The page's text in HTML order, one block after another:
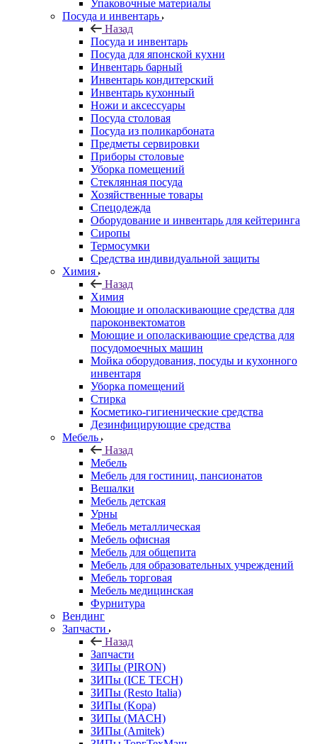
Упаковочные материалы
Посуда и инвентарь
Назад
Посуда и инвентарь
Посуда для японской кухни
Инвентарь барный
Инвентарь кондитерский
Инвентарь кухонный
Ножи и аксессуары
Посуда столовая
Посуда из поликарбоната
Предметы сервировки
Приборы столовые
Уборка помещений
Стеклянная посуда
Хозяйственные товары
Спецодежда
Оборудование и инвентарь для кейтеринга
Сиропы
Термосумки
Средства индивидуальной защиты
Химия
Назад
Химия
Моющие и ополаскивающие средства для
пароконвектоматов
Моющие и ополаскивающие средства для
посудомоечных машин
Мойка оборудования, посуды и кухонного
инвентаря
Уборка помещений
Стирка
Косметико-гигиенические средства
Дезинфицирующие средства
Мебель
Назад
Мебель
Мебель для гостиниц, пансионатов
Вешалки
Мебель детская
Урны
Мебель металлическая
Мебель офисная
Мебель для общепита
Мебель для образовательных учреждений
Мебель торговая
Мебель медицинская
Фурнитура
Вендинг
Запчасти
Назад
Запчасти
ЗИПы (PIRON)
ЗИПы (ICE TECH)
ЗИПы (Resto Italia)
ЗИПы (Kopa)
ЗИПы (MACH)
ЗИПы (Amitek)